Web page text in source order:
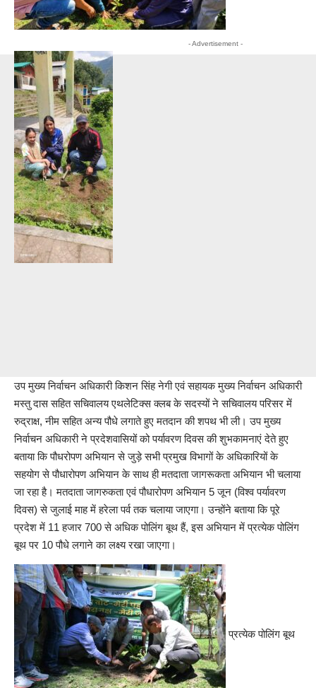
- Advertisement -
उप मुख्य निर्वाचन अधिकारी किशन सिंह नेगी एवं सहायक मुख्य निर्वाचन अधिकारी
मस्तु दास सहित सचिवालय एथलेटिक्स क्लब के सदस्यों ने सचिवालय परिसर में
रुद्राक्ष, नीम सहित अन्य पौधे लगाते हुए मतदान की शपथ भी ली। उप मुख्य
निर्वाचन अधिकारी ने प्रदेशवासियों को पर्यावरण दिवस की शुभकामनाएं देते हुए
बताया कि पौधरोपण अभियान से जुड़े सभी प्रमुख विभागों के अधिकारियों के
सहयोग से पौधारोपण अभियान के साथ ही मतदाता जागरूकता अभियान भी चलाया
जा रहा है। मतदाता जागरुकता एवं पौधारोपण अभियान 5 जून (विश्व पर्यावरण
दिवस) से जुलाई माह में हरेला पर्व तक चलाया जाएगा। उन्होंने बताया कि पूरे
प्रदेश में 11 हजार 700 से अधिक पोलिंग बूथ हैं, इस अभियान में प्रत्येक पोलिंग
बूथ पर 10 पौधे लगाने का लक्ष्य रखा जाएगा।
प्रत्येक पोलिंग बूथ